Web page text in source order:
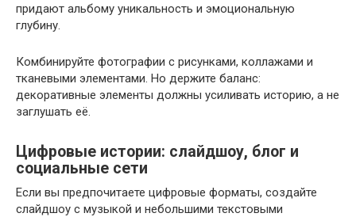
придают альбому уникальность и эмоциональную
глубину.
Комбинируйте фотографии с рисунками, коллажами и
тканевыми элементами. Но держите баланс:
декоративные элементы должны усиливать историю, а не
заглушать её.
Цифровые истории: слайдшоу, блог и
социальные сети
Если вы предпочитаете цифровые форматы, создайте
слайдшоу с музыкой и небольшими текстовыми